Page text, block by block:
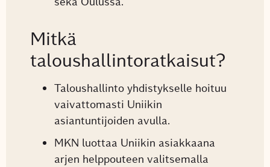
Mitkä
taloushallintoratkaisut?
Taloushallinto yhdistykselle hoituu
vaivattomasti Uniikin
asiantuntijoiden avulla.
MKN luottaa Uniikin asiakkaana
arjen helppouteen valitsemalla